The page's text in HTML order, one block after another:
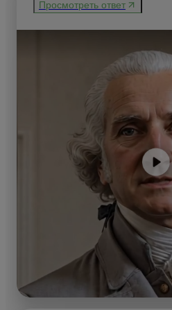
Просмотреть ответ